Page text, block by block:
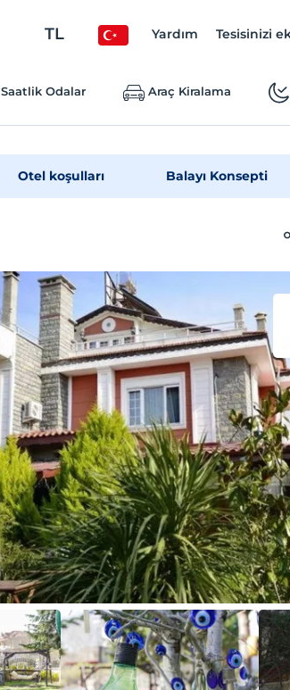
TL Yardım Tesisinizi
Saatlik Odalar Araç Kiralama
Otel koşulları Balayı Konsepti